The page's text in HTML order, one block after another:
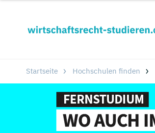
Startseite Hochschulen finden